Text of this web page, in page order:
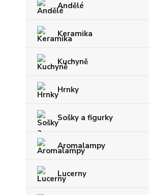
Andělé
Keramika
Kuchyně
Hrnky
Sošky a figurky
Aromalampy
Lucerny